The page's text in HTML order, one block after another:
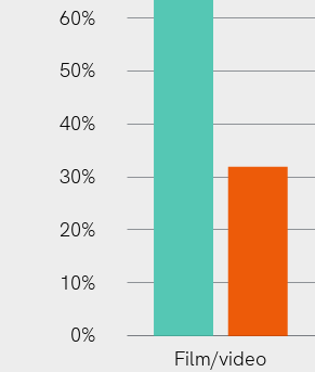
10%
60%
50%
40%
30%
20%
10%
0%
Film/video